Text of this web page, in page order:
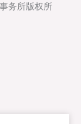
务所版权所